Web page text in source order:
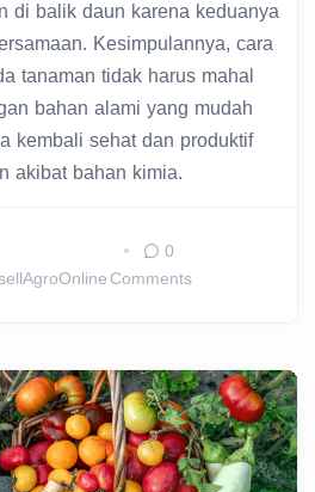
di balik daun karena keduanya
Kesimpulannya, cara
tanaman tidak harus mahal
bahan alami yang mudah
kembali sehat dan produktif
akibat bahan kimia.
0
Comments